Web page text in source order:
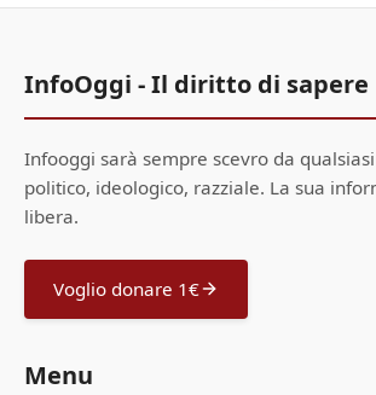
InfoOggi - Il diritto di sapere
Infooggi sarà sempre scevro da
politico, ideologico, razziale. La sua
libera.
Voglio donare 1€
Menu